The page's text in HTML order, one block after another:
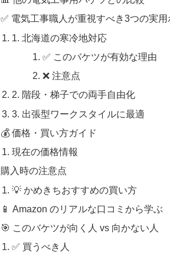
✅ 電気工事職人が重視すべき3つの実用
1. 北海道の寒冷地対応
✅ このバケツが有効な理由
❌ 注意点
2. 階段・梯子での両手自由化
3. 出張型ワークスタイルに最適
💰 価格・買い方ガイド
現在の価格情報
購入時の注意点
💡 かめきちおすすめの買い方
📱 Amazon のリアルな口コミから学ぶ
🎯 このバケツが向く人 vs 向かない人
✅ 買うべき人